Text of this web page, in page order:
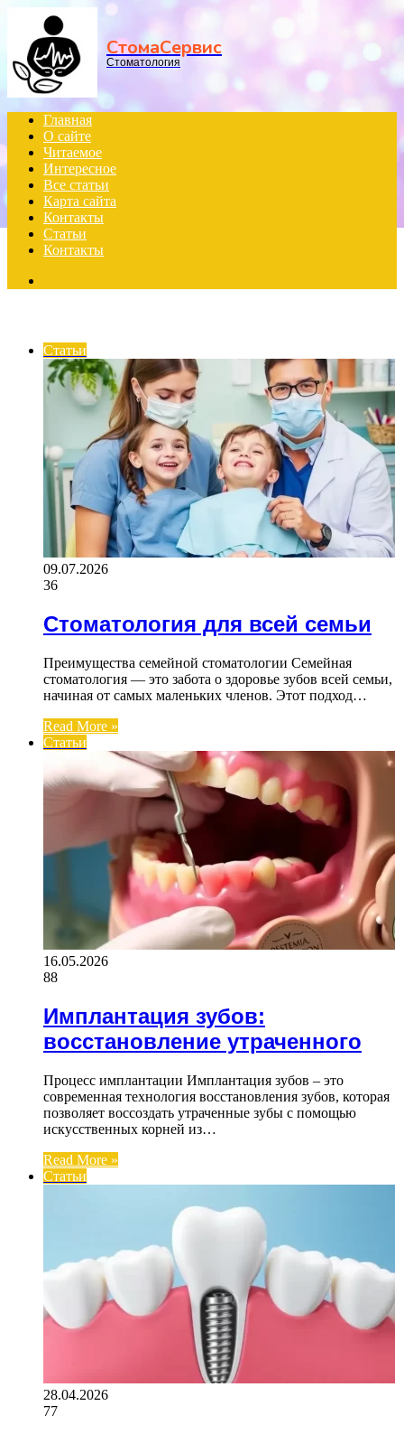
СтомаСервис
Стоматология
Главная
О сайте
Читаемое
Интересное
Все статьи
Карта сайта
Контакты
Статьи
Контакты
Статьи
09.07.2026
36
Стоматология для всей семьи
Преимущества семейной стоматологии Семейная
стоматология — это забота о здоровье зубов всей семьи,
начиная от самых маленьких членов. Этот подход…
Read More »
Статьи
16.05.2026
88
Имплантация зубов:
восстановление утраченного
Процесс имплантации Имплантация зубов – это
современная технология восстановления зубов, которая
позволяет воссоздать утраченные зубы с помощью
искусственных корней из…
Read More »
Статьи
28.04.2026
77